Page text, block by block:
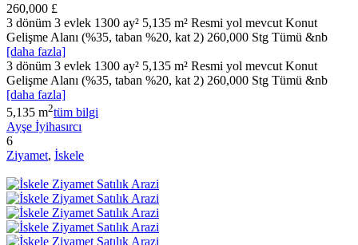
260,000 £
3 dönüm 3 evlek 1300 ay² 5,135 m² Resmi yol mevcut Konut
Gelişme Alanı (%35, taban %20, kat 2) 260,000 Stg Tümü &nb
[daha fazla]
3 dönüm 3 evlek 1300 ay² 5,135 m² Resmi yol mevcut Konut
Gelişme Alanı (%35, taban %20, kat 2) 260,000 Stg Tümü &nb
[daha fazla]
5,135 m2tüm bilgi
Ayşe İyihasırcı
6
Ziyamet, İskele